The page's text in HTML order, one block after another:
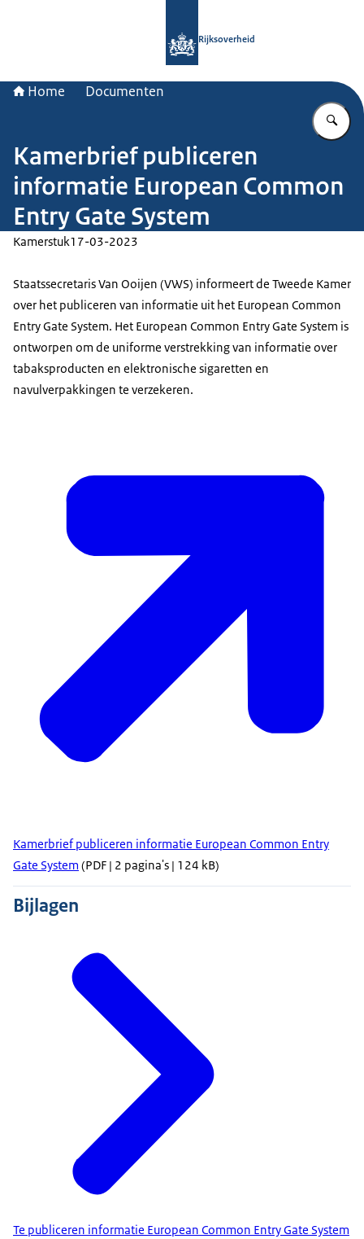
Rijksoverheid
Home Documenten
Kamerbrief publiceren
informatie European Common
Entry Gate System
Kamerstuk17-03-2023
Staatssecretaris Van Ooijen (VWS) informeert de Tweede Kamer
over het publiceren van informatie uit het European Common
Entry Gate System. Het European Common Entry Gate System is
ontworpen om de uniforme verstrekking van informatie over
tabaksproducten en elektronische sigaretten en
navulverpakkingen te verzekeren.
Kamerbrief publiceren informatie European Common Entry
Gate System (PDF | 2 pagina's | 124 kB)
Bijlagen
Te publiceren informatie European Common Entry Gate System